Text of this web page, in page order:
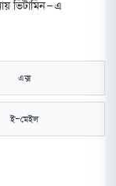
ভিটামিন-এ
এক্স
ই-মেইল